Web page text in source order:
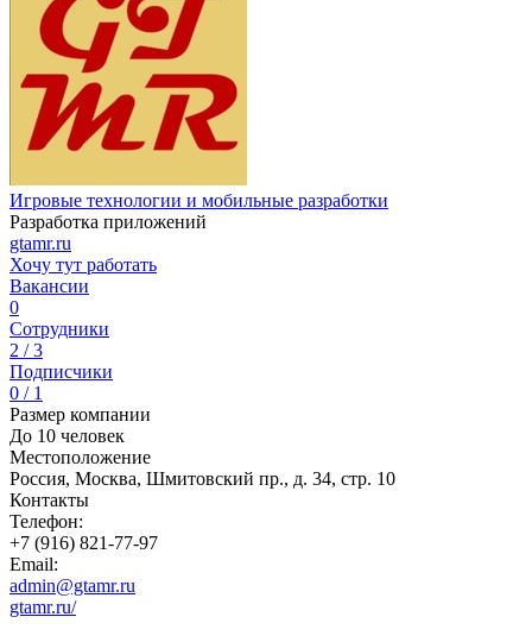
Игровые технологии и мобильные разработки
Разработка приложений
gtamr.ru
Хочу тут работать
Вакансии
0
Сотрудники
2 / 3
Подписчики
0 / 1
Размер компании
До 10 человек
Местоположение
Россия, Москва, Шмитовский пр., д. 34, стр. 10
Контакты
Телефон:
+7 (916) 821-77-97
Email:
admin@gtamr.ru
gtamr.ru/